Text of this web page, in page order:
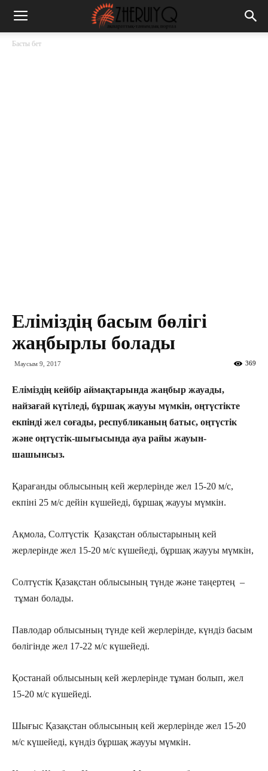
Басты бет
Еліміздің басым бөлігі
жаңбырлы болады
Маусым 9, 2017 369
Еліміздің кейбір аймақтарында жаңбыр жауады,
найзағай күтіледі, бұршақ жаууы мүмкін, оңтүстікте
екпінді жел соғады, республиканың батыс, оңтүстік
және оңтүстік-шығысында ауа райы жауын-
шашынсыз.
Қарағанды облысының кей жерлерінде жел 15-20 м/с,
екпіні 25 м/с дейін күшейеді, бұршақ жаууы мүмкін.
Ақмола, Солтүстік Қазақстан облыстарының кей
жерлерінде жел 15-20 м/с күшейеді, бұршақ жаууы мүмкін,
Солтүстік Қазақстан облысының түнде және таңертең –
тұман болады.
Павлодар облысының түнде кей жерлерінде, күндіз басым
бөлігінде жел 17-22 м/с күшейеді.
Қостанай облысының кей жерлерінде тұман болып, жел
15-20 м/с күшейеді.
Шығыс Қазақстан облысының кей жерлерінде жел 15-20
м/с күшейеді, күндіз бұршақ жаууы мүмкін.